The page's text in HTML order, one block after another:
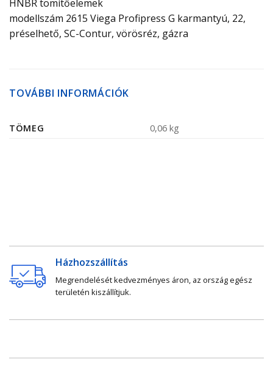
HNBR tömítőelemek
modellszám 2615 Viega Profipress G karmantyú, 22,
préselhető, SC-Contur, vörösréz, gázra
TOVÁBBI INFORMÁCIÓK
TÖMEG 0,06 kg
Házhozszállítás
Megrendelését kedvezményes áron, az ország egész
területén kiszállítjuk.